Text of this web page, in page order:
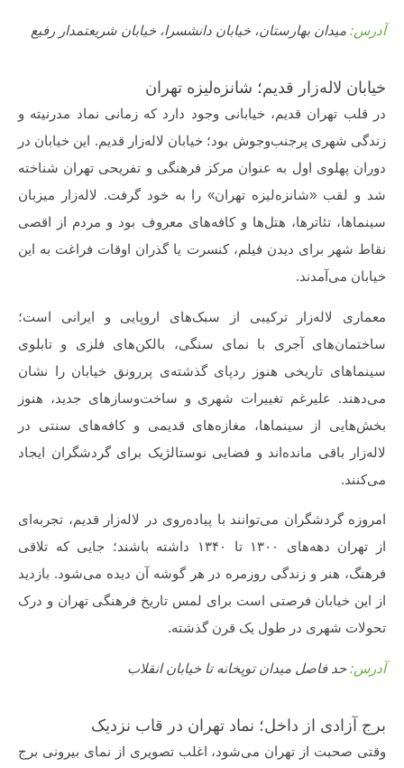
آدرس: میدان بهارستان، خیابان دانشسرا، خیابان شریعتمدار رفیع
خیابان لاله‌زار قدیم؛ شانزه‌لیزه تهران
در قلب تهران قدیم، خیابانی وجود دارد که زمانی نماد مدرنیته و
زندگی شهری پرجنب‌وجوش بود؛ خیابان لاله‌زار قدیم. این خیابان در
دوران پهلوی اول به عنوان مرکز فرهنگی و تفریحی تهران شناخته
شد و لقب «شانزه‌لیزه تهران» را به خود گرفت. لاله‌زار میزبان
سینماها، تئاترها، هتل‌ها و کافه‌های معروف بود و مردم از اقصی
نقاط شهر برای دیدن فیلم، کنسرت یا گذران اوقات فراغت به این
خیابان می‌آمدند.
معماری لاله‌زار ترکیبی از سبک‌های اروپایی و ایرانی است؛
ساختمان‌های آجری با نمای سنگی، بالکن‌های فلزی و تابلوی
سینماهای تاریخی هنوز ردپای گذشته‌ی پررونق خیابان را نشان
می‌دهند. علیرغم تغییرات شهری و ساخت‌وسازهای جدید، هنوز
بخش‌هایی از سینماها، مغازه‌های قدیمی و کافه‌های سنتی در
لاله‌زار باقی مانده‌اند و فضایی نوستالژیک برای گردشگران ایجاد
می‌کنند.
امروزه گردشگران می‌توانند با پیاده‌روی در لاله‌زار قدیم، تجربه‌ای
از تهران دهه‌های ۱۳۰۰ تا ۱۳۴۰ داشته باشند؛ جایی که تلاقی
فرهنگ، هنر و زندگی روزمره در هر گوشه آن دیده می‌شود. بازدید
از این خیابان فرصتی است برای لمس تاریخ فرهنگی تهران و درک
تحولات شهری در طول یک قرن گذشته.
آدرس:حد فاصل میدان توپخانه تا خیابان انقلاب
برج آزادی از داخل؛ نماد تهران در قاب نزدیک
وقتی صحبت از تهران می‌شود، اغلب تصویری از نمای بیرونی برج